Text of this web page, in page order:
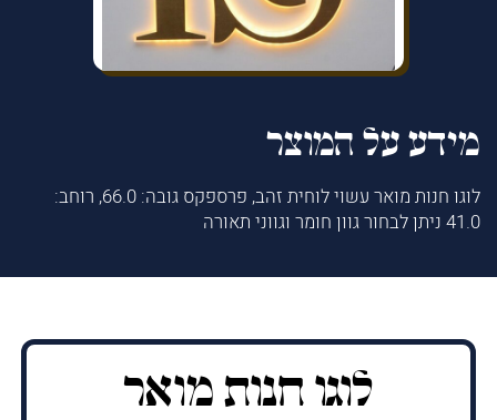
מידע על המוצר
לוגו חנות מואר עשוי לוחית זהב, פרספקס גובה: 66.0, רוחב:
41.0 ניתן לבחור גוון חומר וגווני תאורה
לוגו חנות מואר